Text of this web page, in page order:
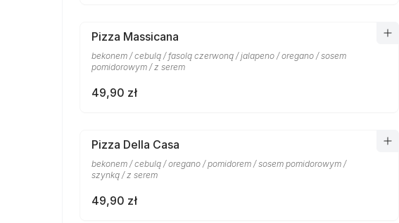
Pizza Massicana
bekonem / cebulą / fasolą czerwoną / jalapeno / oregano / sosem
pomidorowym / z serem
49,90 zł
Pizza Della Casa
bekonem / cebulą / oregano / pomidorem / sosem pomidorowym /
szynką / z serem
49,90 zł